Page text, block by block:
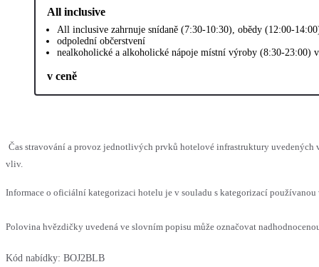
All inclusive
All inclusive zahrnuje snídaně (7:30-10:30), obědy (12:00-
odpolední občerstvení
nealkoholické a alkoholické nápoje místní výroby (8:30-23:00) v
v ceně
Čas stravování a provoz jednotlivých prvků hotelové infrastruktury uvedených
vliv.
Informace o oficiální kategorizaci hotelu je v souladu s kategorizací
Polovina hvězdičky uvedená ve slovním popisu může označovat
Kód nabídky: BOJ2BLB